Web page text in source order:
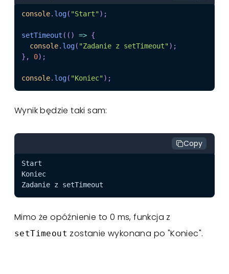
console. log( "Start") ;
setTimeout ( ( ) => {
console. log( "Zadanie z setTimeout") ;
} , 0) ;
console. log( "Koniec") ;
Wynik będzie taki sam:
Copy
Mimo że opóźnienie to 0 ms, funkcja z
setTimeout zostanie wykonana po "Koniec".